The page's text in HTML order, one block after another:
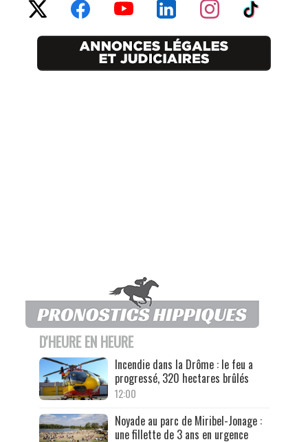
D'HEURE EN HEURE
Incendie dans la Drôme : le feu a
progressé, 320 hectares brûlés
12:00
Noyade au parc de Miribel-Jonage :
une fillette de 3 ans en urgence